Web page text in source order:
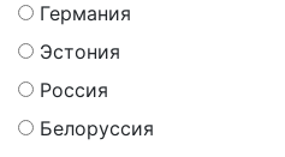
Германия
Эстония
Россия
Белоруссия